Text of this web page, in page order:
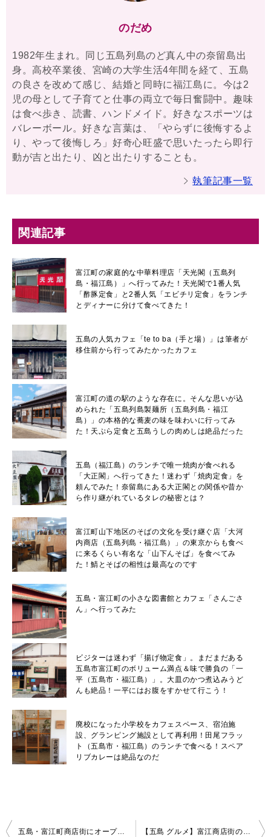
のだめ
1982年生まれ。同じ五島列島のど真ん中の奈留島出
身。高校卒業後、宮崎の大学生活4年間を経て、五島
の良さを改めて感じ、結婚と同時に福江島に。今は2
児の母として子育てと仕事の両立で毎日奮闘中。趣味
は食べ歩き、読書、ハンドメイド。好きなスポーツは
バレーボール。好きな言葉は、「やらずに後悔するよ
り、やって後悔しろ」好奇心旺盛で思いたったら即行
動が吉と出たり、凶と出たりすることも。
執筆記事一覧
関連記事
富江町の家庭的な中華料理店「天光閣（五島列
島・福江島）」へ行ってみた！天光閣で1番人気
「酢豚定食」と2番人気「エビチリ定食」をランチ
とディナーに分けて食べてきた！
五島の人気カフェ「te to ba（手と場）」は筆者が
移住前から行ってみたかったカフェ
富江町の道の駅のような存在に。そんな思いが込
められた「五島列島製麺所（五島列島・福江
島）」の本格的な蕎麦の味を味わいに行ってみ
た！天ぷら定食と五島うしの肉めしは絶品だった
五島（福江島）のランチで唯一焼肉が食べれる
「大正閣」へ行ってきた！迷わず「焼肉定食」を
頼んでみた！奈留島にある大正閣との関係や昔か
ら作り継がれているタレの秘密とは？
富江町山下地区のそばの文化を受け継ぐ店「大河
内商店（五島列島・福江島）」の東京からも食べ
に来るくらい有名な「山下んそば」を食べてみ
た！鯖とそばの相性は最高なのです
五島・富江町の小さな図書館とカフェ「さんごさ
ん」へ行ってみた
ビジターは迷わず「揚げ物定食」。まだまだある
五島市富江町のボリューム満点＆味で勝負の「一
平（五島市・福江島）」。大皿のかつ煮込みうど
んも絶品！一平にはお腹をすかせて行こう！
廃校になった小学校をカフェスペース、宿泊施
設、グランピング施設として再利用！田尾フラッ
ト（五島市・福江島）のランチで食べる！スペア
リブカレーは絶品なのだ
投
五島・富江町商店街にオープンして6年目の「某」は魅力的メニューが豊富だった 【五島 グルメ】富江商店街の新たな憩いの場「喫茶＆かふぇ よっこら処」で絶品ランチとワッフルを満喫